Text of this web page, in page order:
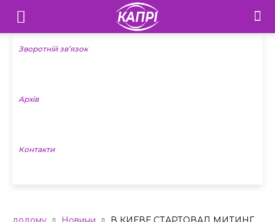
Телебачення
«Капрі»
Новини
Зворотній зв’язок
Архів
Контакти